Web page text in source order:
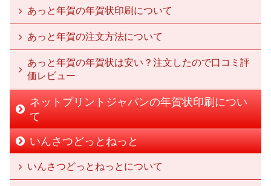
あっと年賀の年賀状印刷について
あっと年賀の注文方法について
あっと年賀の年賀状は安い？注文したので口コミ評
価レビュー
ネットプリントジャパンの年賀状印刷につい
て
いんさつどっとねっと
いんさつどっとねっとについて